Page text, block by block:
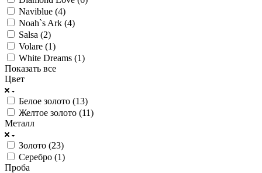
Naviblue (4)
Noah`s Ark (4)
Salsa (2)
Volare (1)
White Dreams (1)
Показать все
Цвет
Белое золото (13)
Желтое золото (11)
Металл
Золото (23)
Серебро (1)
Проба